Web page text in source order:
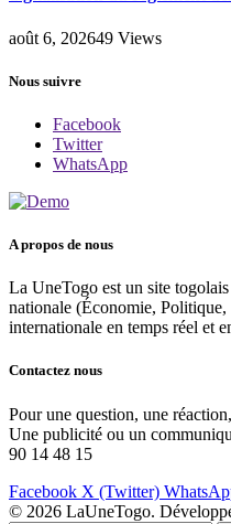
août 6, 202649 Views
Nous suivre
Facebook
Twitter
WhatsApp
A propos de nous
La UneTogo est un site
nationale (Économie,
internationale en temps réel et
Contactez nous
Pour une question, une
Une publicité ou un
90 14 48 15
Facebook X (Twitter)
© 2026 LaUneTogo.